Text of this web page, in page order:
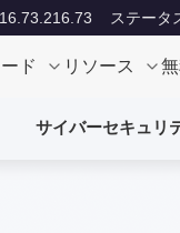
ステータ
ド リソース
サイバーセキュリ